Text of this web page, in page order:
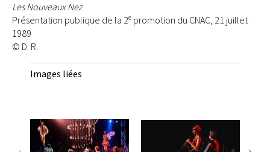
Les Nouveaux Nez
Présentation publique de la 2e promotion du CNAC, 21 juillet
1989
© D. R.
Images liées